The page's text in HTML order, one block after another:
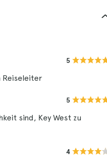
5
Reiseleiter
5
sind, Key West zu
4